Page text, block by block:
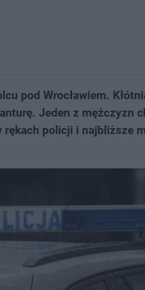
pod Wrocławiem.
Jeden z mężczyzn
rękach policji i najbliższe